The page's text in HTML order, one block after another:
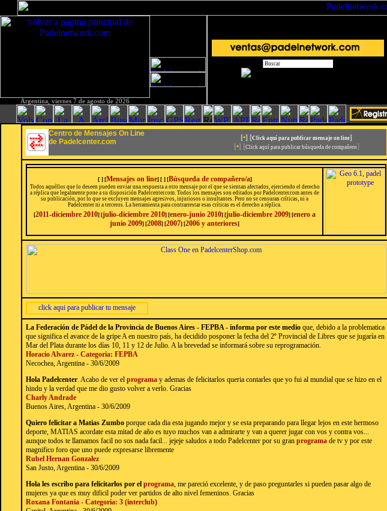
Argentina, viernes 7 de agosto de 2026
Centro de Mensajes On Line
de Padelcenter.com
[•] [Click aquí para publicar mensaje on line]
[•] [Click aquí para publicar búsqueda de compañero ]
[•] [Mensajes on line] [•] [Búsqueda de compañero/a]
Todos aquéllos que lo deseen pueden enviar una respuesta a otro mensaje por el que se sientan afectados, ejerciendo el derecho
a réplica que legalmente pone a su disposición Padelcenter.com. Todos los mensajes son editados por Padelcenter.com antes de
su publicación, por lo que se excluyen mensajes agresivos, injuriosos o insultantes. Pero no se censuran críticas, ni a
Padelcenter ni a terceros. La herramienta para contrarrestar esas críticas es el derecho a réplica.
[2011-diciembre 2010] [julio-diciembre 2010] [enero-junio 2010] [julio-diciembre 2009] [enero a
junio 2009] [2008] [2007] [2006 y anteriores]
La Federación de Pádel de la Provincia de Buenos Aires - FEPBA - informa por este medio que, debido a la problematica
que significa el avance de la gripe A en nuestro país, ha decidido posponer la fecha del 2º Provincial de Libres que se jugaría en
Mar del Plata durante los días 10, 11 y 12 de Julio. A la brevedad se informará sobre su reprogramación.
Horacio Alvarez - Categoria: FEPBA
Necochea, Argentina - 30/6/2009
Hola Padelcenter. Acabo de ver el programa y ademas de felicitarlos queria contarles que yo fui al mundial que se hizo en el
hindu y la verdad que me dio gusto volver a verlo. Gracias
Charly Andrade
Buenos Aires, Argentina - 30/6/2009
Quiero felicitar a Matias Zumbo porque cada dia esta jugando mejor y se esta preparando para llegar lejos en este hermoso
deporte, MATIAS acordate esta mitad de año es tuyo muchos van a admirarte y van a querer jugar con vos y contra vos...
aunque todos te llamamos facil no sos nada facil... jejeje saludos a todo Padelcenter por su gran programa de tv y por este
magnifico foro que uno puede expresarse libremente
Rubel Hernan Gonzalez
San Justo, Argentina - 30/6/2009
Hola les escribo para felicitarlos por el programa, me pareció excelente, y de paso preguntarles si pueden pasar algo de
mujeres ya que es muy dificil poder ver partidos de alto nivel femeninos. Gracias
Roxana Fontania - Categoria: 3 (interclub)